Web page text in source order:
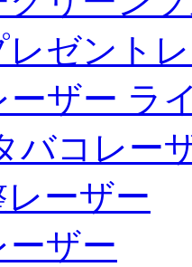
レゼント
ーザー ラ
バコレー
ーザー
ザー